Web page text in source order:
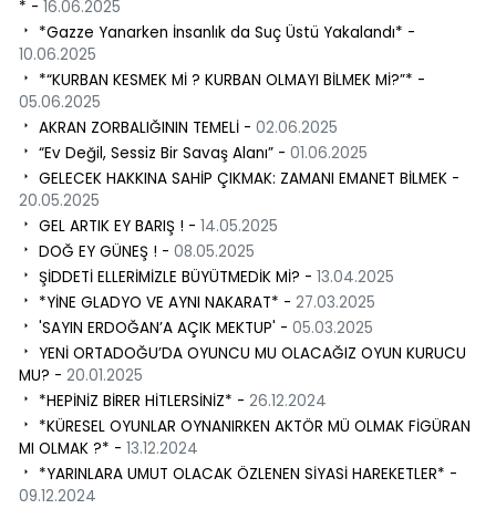
* - 16.06.2025
*Gazze Yanarken İnsanlık da Suç Üstü Yakalandı* -
10.06.2025
*“KURBAN KESMEK Mİ ? KURBAN OLMAYI BİLMEK Mİ?”* -
05.06.2025
AKRAN ZORBALIĞININ TEMELİ - 02.06.2025
“Ev Değil, Sessiz Bir Savaş Alanı” - 01.06.2025
GELECEK HAKKINA SAHİP ÇIKMAK: ZAMANI EMANET BİLMEK -
20.05.2025
GEL ARTIK EY BARIŞ ! - 14.05.2025
DOĞ EY GÜNEŞ ! - 08.05.2025
ŞİDDETİ ELLERİMİZLE BÜYÜTMEDİK Mİ? - 13.04.2025
*YİNE GLADYO VE AYNI NAKARAT* - 27.03.2025
'SAYIN ERDOĞAN’A AÇIK MEKTUP' - 05.03.2025
YENİ ORTADOĞU’DA OYUNCU MU OLACAĞIZ OYUN KURUCU
MU? - 20.01.2025
*HEPİNİZ BİRER HİTLERSİNİZ* - 26.12.2024
*KÜRESEL OYUNLAR OYNANIRKEN AKTÖR MÜ OLMAK FİGÜRAN
MI OLMAK ?* - 13.12.2024
*YARINLARA UMUT OLACAK ÖZLENEN SİYASİ HAREKETLER* -
09.12.2024